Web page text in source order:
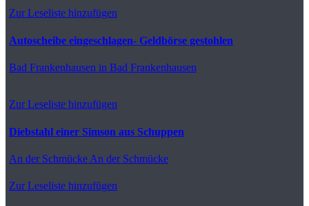
Zur Leseliste hinzufügen
Autoscheibe eingeschlagen- Geldbörse gestohlen
Bad Frankenhausen in Bad Frankenhausen
Zur Leseliste hinzufügen
Diebstahl einer Simson aus Schuppen
An der Schmücke An der Schmücke
Zur Leseliste hinzufügen